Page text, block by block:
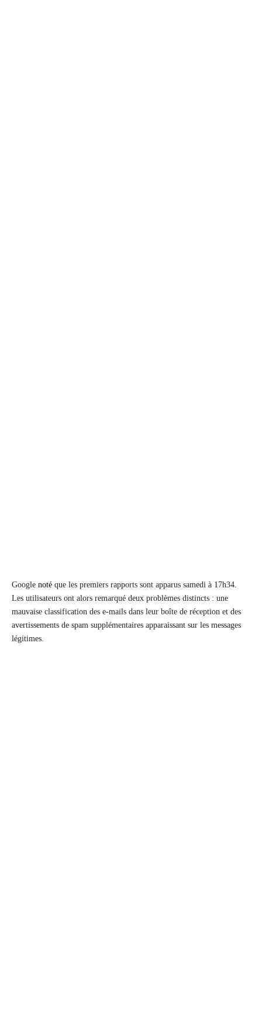
Google noté que les premiers rapports sont apparus samedi à 17h34.
Les utilisateurs ont alors remarqué deux problèmes distincts : une
mauvaise classification des e-mails dans leur boîte de réception et des
avertissements de spam supplémentaires apparaissant sur les messages
légitimes.